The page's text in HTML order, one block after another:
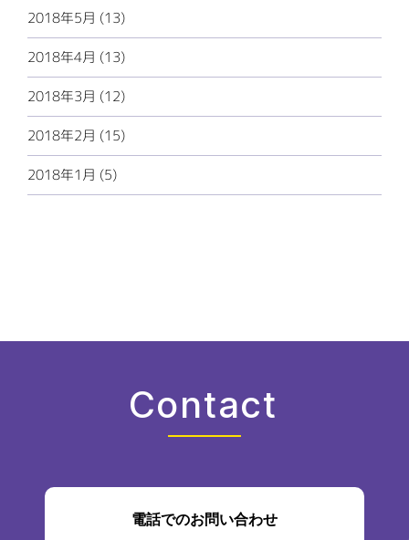
2018年5月 (13)
2018年4月 (13)
2018年3月 (12)
2018年2月 (15)
2018年1月 (5)
Contact
電話でのお問い合わせ